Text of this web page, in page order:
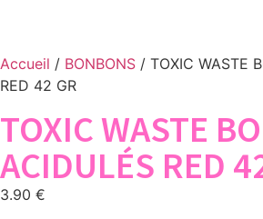
Accueil / BONBONS / TOXIC WASTE
RED 42 GR
TOXIC WASTE
ACIDULÉS RED
3.90 €